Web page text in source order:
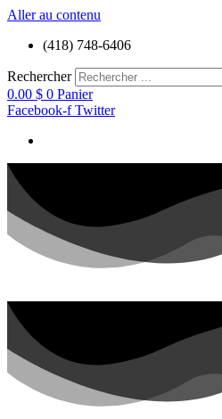
Aller au contenu
(418) 748-6406
Rechercher
0.00 $ 0 Panier
Facebook-f Twitter